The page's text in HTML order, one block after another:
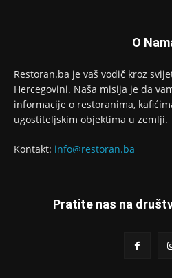
O
Restoran.ba je vaš vodič kroz
Hercegovini. Naša misija je da
informacije o restoranima,
ugostiteljskim objektima u zemlji.
Kontakt: info@restoran.ba
Pratite nas na